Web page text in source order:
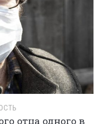
отца одного в